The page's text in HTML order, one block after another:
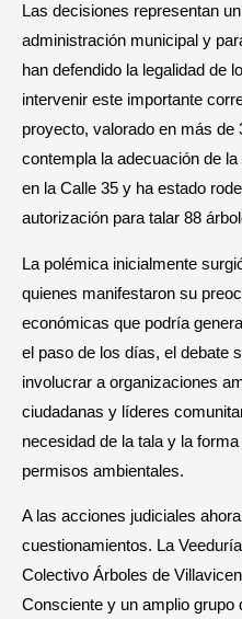
Las decisiones representan
administración municipal y
han defendido la legalidad de
intervenir este importante
proyecto, valorado en más de
contempla la adecuación de
en la Calle 35 y ha estado
autorización para talar 88
La polémica inicialmente
quienes manifestaron su
económicas que podría
el paso de los días, el debate
involucrar a organizaciones
ciudadanas y líderes
necesidad de la tala y la
permisos ambientales.
A las acciones judiciales
cuestionamientos. La
Colectivo Árboles de
Consciente y un amplio grupo